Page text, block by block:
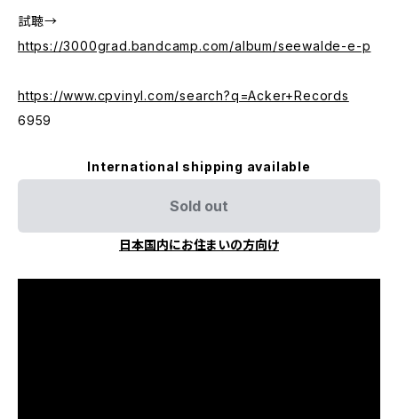
試聴→
https://3000grad.bandcamp.com/album/seewalde-e-p
https://www.cpvinyl.com/search?q=Acker+Records
6959
International shipping available
Sold out
日本国内にお住まいの方向け